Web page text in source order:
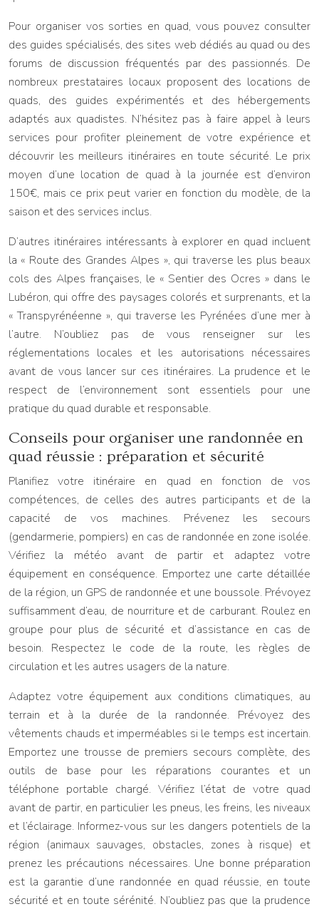
Pour organiser vos sorties en quad, vous pouvez consulter
des guides spécialisés, des sites web dédiés au quad ou des
forums de discussion fréquentés par des passionnés. De
nombreux prestataires locaux proposent des locations de
quads, des guides expérimentés et des hébergements
adaptés aux quadistes. N’hésitez pas à faire appel à leurs
services pour profiter pleinement de votre expérience et
découvrir les meilleurs itinéraires en toute sécurité. Le prix
moyen d’une location de quad à la journée est d’environ
150€, mais ce prix peut varier en fonction du modèle, de la
saison et des services inclus.
D’autres itinéraires intéressants à explorer en quad incluent
la « Route des Grandes Alpes », qui traverse les plus beaux
cols des Alpes françaises, le « Sentier des Ocres » dans le
Lubéron, qui offre des paysages colorés et surprenants, et la
« Transpyrénéenne », qui traverse les Pyrénées d’une mer à
l’autre. N’oubliez pas de vous renseigner sur les
réglementations locales et les autorisations nécessaires
avant de vous lancer sur ces itinéraires. La prudence et le
respect de l’environnement sont essentiels pour une
pratique du quad durable et responsable.
Conseils pour organiser une randonnée en
quad réussie : préparation et sécurité
Planifiez votre itinéraire en quad en fonction de vos
compétences, de celles des autres participants et de la
capacité de vos machines. Prévenez les secours
(gendarmerie, pompiers) en cas de randonnée en zone isolée.
Vérifiez la météo avant de partir et adaptez votre
équipement en conséquence. Emportez une carte détaillée
de la région, un GPS de randonnée et une boussole. Prévoyez
suffisamment d’eau, de nourriture et de carburant. Roulez en
groupe pour plus de sécurité et d’assistance en cas de
besoin. Respectez le code de la route, les règles de
circulation et les autres usagers de la nature.
Adaptez votre équipement aux conditions climatiques, au
terrain et à la durée de la randonnée. Prévoyez des
vêtements chauds et imperméables si le temps est incertain.
Emportez une trousse de premiers secours complète, des
outils de base pour les réparations courantes et un
téléphone portable chargé. Vérifiez l’état de votre quad
avant de partir, en particulier les pneus, les freins, les niveaux
et l’éclairage. Informez-vous sur les dangers potentiels de la
région (animaux sauvages, obstacles, zones à risque) et
prenez les précautions nécessaires. Une bonne préparation
est la garantie d’une randonnée en quad réussie, en toute
sécurité et en toute sérénité. N’oubliez pas que la prudence